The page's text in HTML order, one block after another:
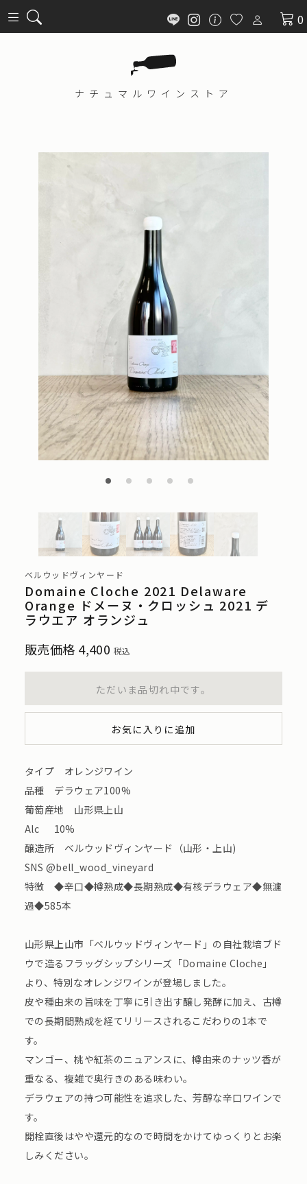
0
ナチュマル ワインストア
ベルウッドヴィンヤード
Domaine Cloche 2021 Delaware
Orange ドメーヌ・クロッシュ 2021 デ
ラウエア オランジュ
販売価格 4,400 税込
ただいま品切れ中です。
お気に入りに追加
タイプ オレンジワイン
品種 デラウェア100%
葡萄産地 山形県上山
Alc 10%
醸造所 ベルウッドヴィンヤード（山形・上山)
SNS @bell_wood_vineyard
特徴 ◆辛口◆樽熟成◆長期熟成◆有核デラウェア◆無濾
過◆585本
山形県上山市「ベルウッドヴィンヤード」の自社栽培ブド
ウで造るフラッグシップシリーズ「Domaine Cloche」
より、特別なオレンジワインが登場しました。
皮や種由来の旨味を丁寧に引き出す醸し発酵に加え、古樽
での長期間熟成を経てリリースされるこだわりの1本で
す。
マンゴー、桃や紅茶のニュアンスに、樽由来のナッツ香が
重なる、複雑で奥行きのある味わい。
デラウェアの持つ可能性を追求した、芳醇な辛口ワインで
す。
開栓直後はやや還元的なので時間をかけてゆっくりとお楽
しみください。